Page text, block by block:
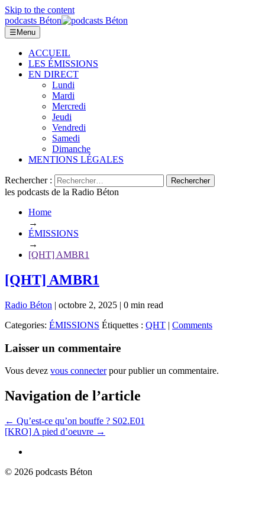
Skip to the content
podcasts Béton
☰ Menu
ACCUEIL
LES ÉMISSIONS
EN DIRECT
Lundi
Mardi
Mercredi
Jeudi
Vendredi
Samedi
Dimanche
MENTIONS LÉGALES
Rechercher :
les podcasts de la Radio Béton
Home
→
ÉMISSIONS
→
[QHT] AMBR1
[QHT] AMBR1
Radio Béton | octobre 2, 2025 | 0 min read
Categories: ÉMISSIONS Étiquettes : QHT | Comments
Laisser un commentaire
Vous devez vous connecterpour publier un commentaire.
Navigation de l’article
← Qu’est-ce qu’on bouffe ? S02.E01
[KRO] A pied d’oeuvre →
© 2026 podcasts Béton